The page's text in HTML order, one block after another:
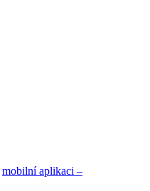
mobilní aplikaci –